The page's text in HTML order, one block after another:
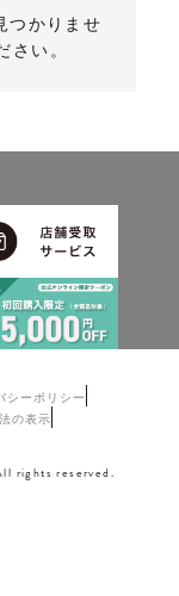
つかりませ
さい。
シーポリシー
の表示
rights reserved.